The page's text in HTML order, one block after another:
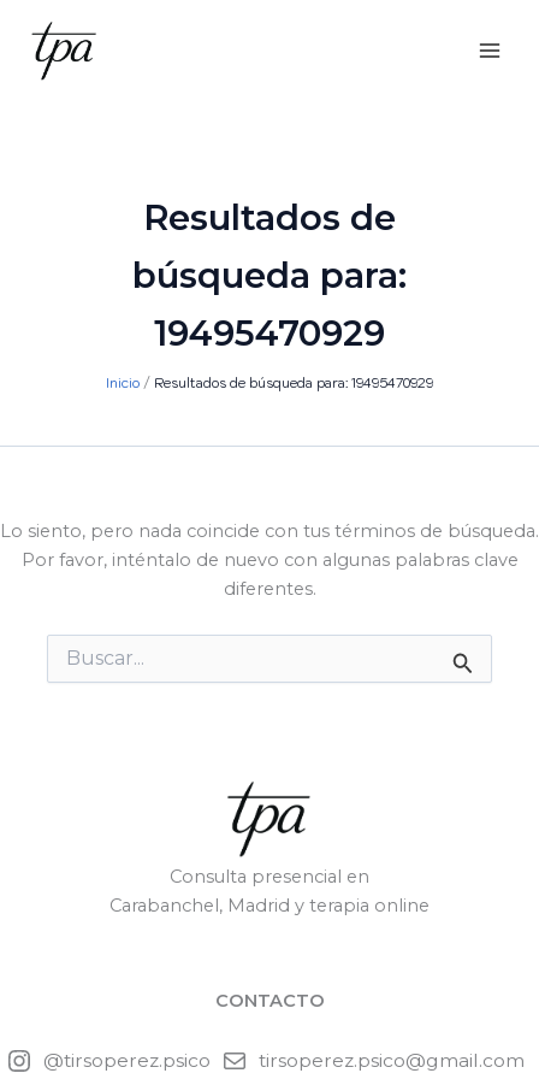
contenido
Resultados de
búsqueda para:
19495470929
Inicio Resultados de búsqueda para: 19495470929
Lo siento, pero nada coincide con tus términos de búsqueda.
Por favor, inténtalo de nuevo con algunas palabras clave
diferentes.
Buscar
por:
Consulta presencial en
Carabanchel, Madrid y terapia online
CONTACTO
@tirsoperez.psico tirsoperez.psico@gmail.com